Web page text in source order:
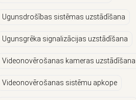
Ugunsdrošības sistēmas uzstādīšana
Ugunsgrēka signalizācijas uzstādīšana
Videonovērošanas kameras uzstādīšana
Videonovērošanas sistēmu apkope